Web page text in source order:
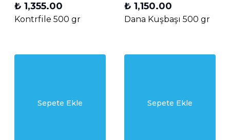
₺ 1,355.00
Kontrfile 500 gr
Sepete Ekle
₺ 1,150.00
Dana Kuşbaşı 500 gr
Sepete Ekle